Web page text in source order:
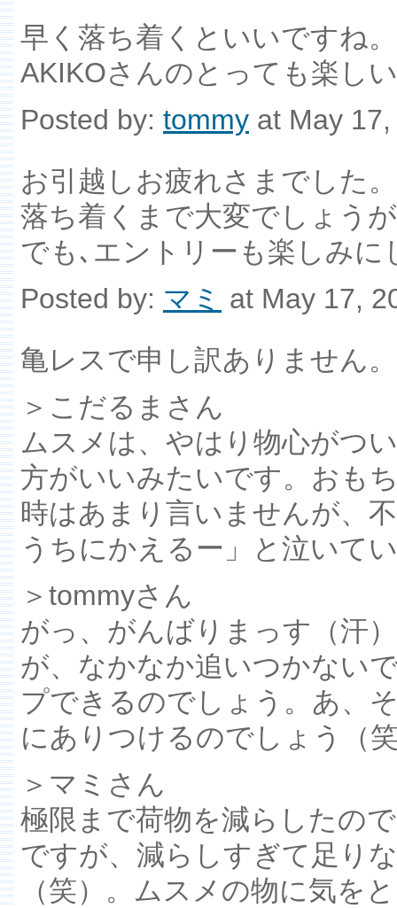
早く落ち着くといいですね。
AKIKOさんのとっても楽し
Posted by: tommy at May
お引越しお疲れさまでした。
落ち着くまで大変でしょう
でも､エントリーも楽しみに
Posted by: マミ at May 17,
亀レスで申し訳ありません。
＞こだるまさん
ムスメは、やはり物心がつ
方がいいみたいです。おも
時はあまり言いませんが、
うちにかえるー」と泣いて
＞tommyさん
がっ、がんばりまっす（汗
が、なかなか追いつかない
プできるのでしょう。あ、
にありつけるのでしょう（
＞マミさん
極限まで荷物を減らしたの
ですが、減らしすぎて足り
（笑）。ムスメの物に気を